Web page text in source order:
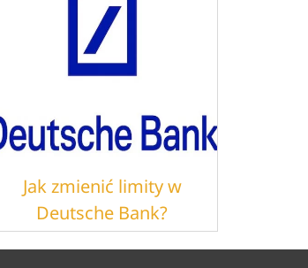
Jak zmienić limity w
Deutsche Bank?